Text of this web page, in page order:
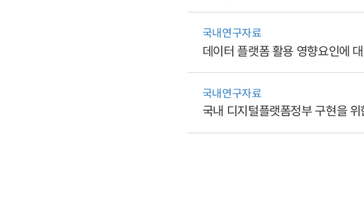
국내연구자료
데이터 플랫폼 활용 영향요인에
국내연구자료
국내 디지털플랫폼정부 구현을